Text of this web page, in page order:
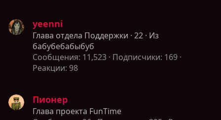
yeenni
Глава отдела Поддержки · 22 · Из
бабубебабыбуб
Сообщения 11,523 Подписчики 169
Реакции 98
Пионер
Глава проекта FunTime